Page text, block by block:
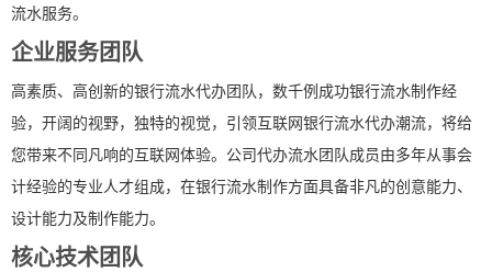
流水服务。
企业服务团队
高素质、高创新的银行流水代办团队，数千例成功银行流水制作经
验，开阔的视野，独特的视觉，引领互联网银行流水代办潮流，将给
您带来不同凡响的互联网体验。公司代办流水团队成员由多年从事会
计经验的专业人才组成，在银行流水制作方面具备非凡的创意能力、
设计能力及制作能力。
核心技术团队